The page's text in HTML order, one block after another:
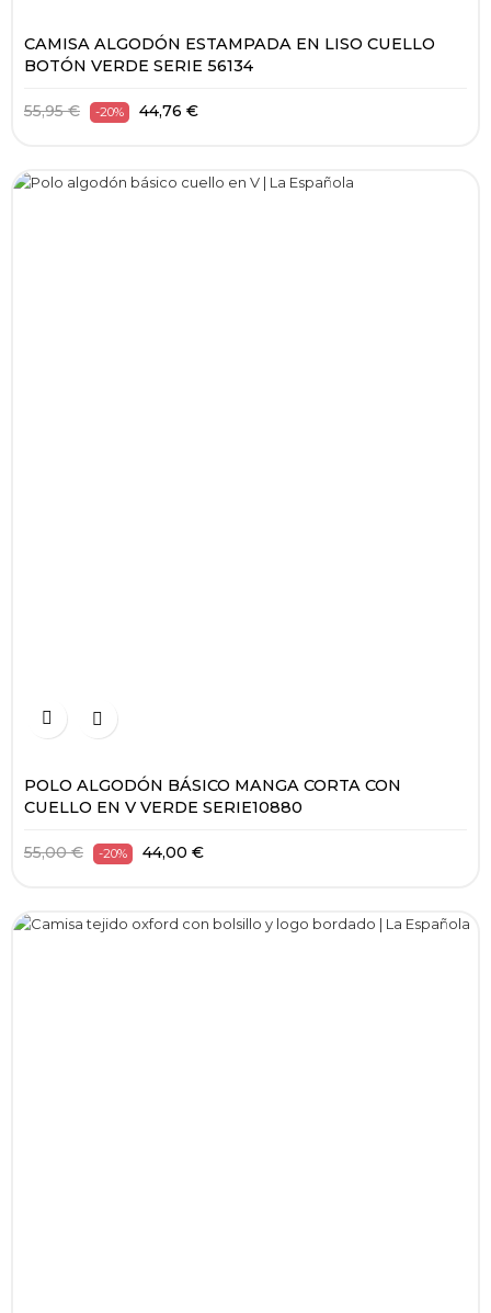
CAMISA ALGODÓN ESTAMPADA EN LISO CUELLO
BOTÓN VERDE SERIE 56134
55,95 € -20% 44,76 €
 
POLO ALGODÓN BÁSICO MANGA CORTA CON
CUELLO EN V VERDE SERIE10880
55,00 € -20% 44,00 €